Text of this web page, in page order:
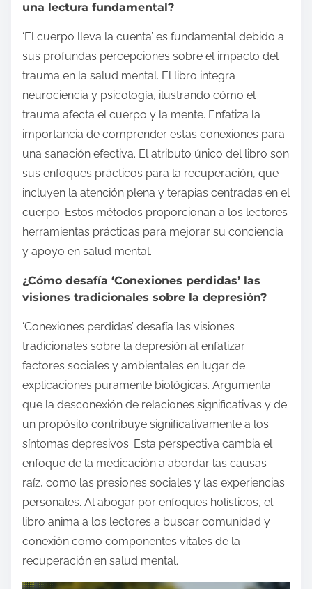
una lectura fundamental?
‘El cuerpo lleva la cuenta’ es fundamental debido a
sus profundas percepciones sobre el impacto del
trauma en la salud mental. El libro integra
neurociencia y psicología, ilustrando cómo el
trauma afecta el cuerpo y la mente. Enfatiza la
importancia de comprender estas conexiones para
una sanación efectiva. El atributo único del libro son
sus enfoques prácticos para la recuperación, que
incluyen la atención plena y terapias centradas en el
cuerpo. Estos métodos proporcionan a los lectores
herramientas prácticas para mejorar su conciencia
y apoyo en salud mental.
¿Cómo desafía ‘Conexiones perdidas’ las
visiones tradicionales sobre la depresión?
‘Conexiones perdidas’ desafía las visiones
tradicionales sobre la depresión al enfatizar
factores sociales y ambientales en lugar de
explicaciones puramente biológicas. Argumenta
que la desconexión de relaciones significativas y de
un propósito contribuye significativamente a los
síntomas depresivos. Esta perspectiva cambia el
enfoque de la medicación a abordar las causas
raíz, como las presiones sociales y las experiencias
personales. Al abogar por enfoques holísticos, el
libro anima a los lectores a buscar comunidad y
conexión como componentes vitales de la
recuperación en salud mental.